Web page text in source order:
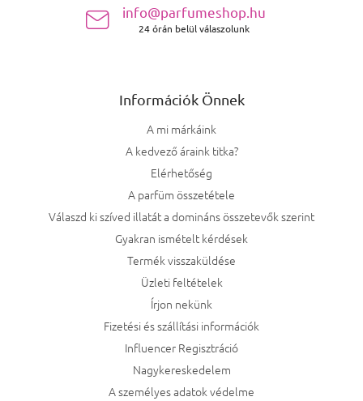
info@parfumeshop.hu
24 órán belül válaszolunk
Információk Önnek
A mi márkáink
A kedvező áraink titka?
Elérhetőség
A parfüm összetétele
Válaszd ki szíved illatát a domináns összetevők szerint
Gyakran ismételt kérdések
Termék visszaküldése
Üzleti feltételek
Írjon nekünk
Fizetési és szállítási információk
Influencer Regisztráció
Nagykereskedelem
A személyes adatok védelme